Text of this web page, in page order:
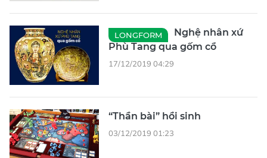
LONGFORM
Nghệ nhân xứ
Phù Tang qua gốm cổ
17/12/2019 04:29
“Thần bài” hồi sinh
03/12/2019 01:23